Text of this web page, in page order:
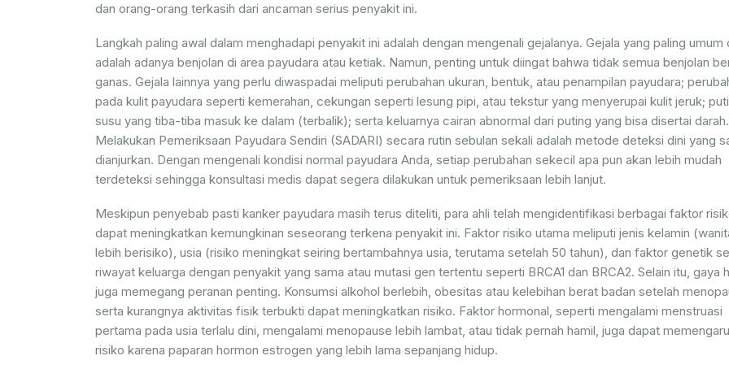
dan orang-orang terkasih dari ancaman serius penyakit ini.
Langkah paling awal dalam menghadapi penyakit ini adalah dengan mengenali gejalanya. Gejala yang paling umum
adalah adanya benjolan di area payudara atau ketiak. Namun, penting untuk diingat bahwa tidak semua benjolan
ganas. Gejala lainnya yang perlu diwaspadai meliputi perubahan ukuran, bentuk, atau penampilan payudara;
pada kulit payudara seperti kemerahan, cekungan seperti lesung pipi, atau tekstur yang menyerupai kulit jeruk;
susu yang tiba-tiba masuk ke dalam (terbalik); serta keluarnya cairan abnormal dari puting yang bisa disertai darah.
Melakukan Pemeriksaan Payudara Sendiri (SADARI) secara rutin sebulan sekali adalah metode deteksi dini yang
dianjurkan. Dengan mengenali kondisi normal payudara Anda, setiap perubahan sekecil apa pun akan lebih mudah
terdeteksi sehingga konsultasi medis dapat segera dilakukan untuk pemeriksaan lebih lanjut.
Meskipun penyebab pasti kanker payudara masih terus diteliti, para ahli telah mengidentifikasi berbagai faktor
dapat meningkatkan kemungkinan seseorang terkena penyakit ini. Faktor risiko utama meliputi jenis kelamin
lebih berisiko), usia (risiko meningkat seiring bertambahnya usia, terutama setelah 50 tahun), dan faktor genetik
riwayat keluarga dengan penyakit yang sama atau mutasi gen tertentu seperti BRCA1 dan BRCA2. Selain itu, gaya
juga memegang peranan penting. Konsumsi alkohol berlebih, obesitas atau kelebihan berat badan setelah
serta kurangnya aktivitas fisik terbukti dapat meningkatkan risiko. Faktor hormonal, seperti mengalami menstruasi
pertama pada usia terlalu dini, mengalami menopause lebih lambat, atau tidak pernah hamil, juga dapat
risiko karena paparan hormon estrogen yang lebih lama sepanjang hidup.